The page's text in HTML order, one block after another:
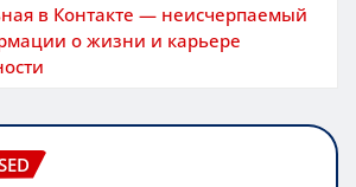
в Контакте — неисчерпаемый
о жизни и карьере